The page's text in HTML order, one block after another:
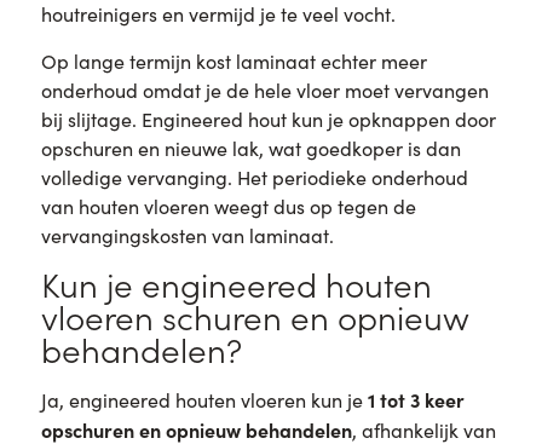
houtreinigers en vermijd je te veel vocht.
Op lange termijn kost laminaat echter meer
onderhoud omdat je de hele vloer moet vervangen
bij slijtage. Engineered hout kun je opknappen door
opschuren en nieuwe lak, wat goedkoper is dan
volledige vervanging. Het periodieke onderhoud
van houten vloeren weegt dus op tegen de
vervangingskosten van laminaat.
Kun je engineered houten
vloeren schuren en opnieuw
behandelen?
Ja, engineered houten vloeren kun je1 tot 3 keer
opschuren en opnieuw behandelen, afhankelijk van